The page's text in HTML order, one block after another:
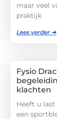
maar veel
praktijk
Lees verder ➜
Fysio
klachten
Heeft u
een